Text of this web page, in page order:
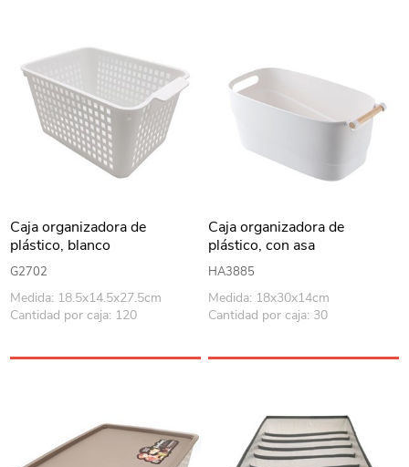
Caja organizadora de
plástico, blanco
G2702
Medida: 18.5x14.5x27.5cm
Cantidad por caja: 120
Caja organizadora de
plástico, con asa
HA3885
Medida: 18x30x14cm
Cantidad por caja: 30